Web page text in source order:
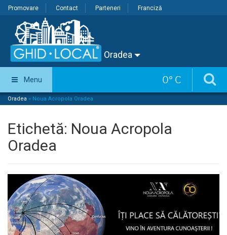
Promovare Contact Parteneri Franciză
Oradea
0° C
Menu
Oradea » Noua Acropola Oradea
Etichetă: Noua Acropola
Oradea